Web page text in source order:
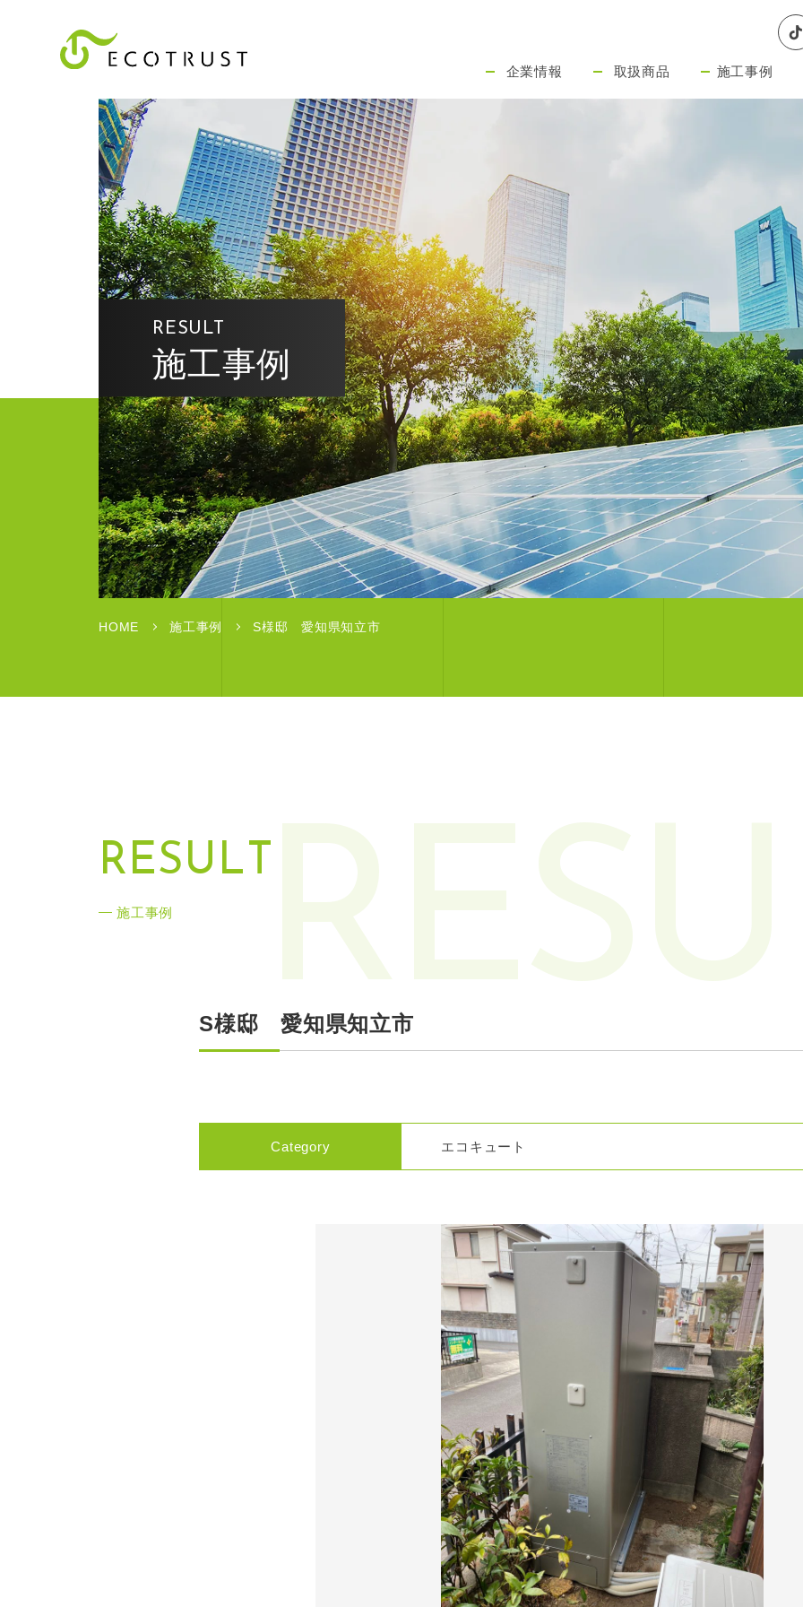
企業情報 取扱商品 施工事例
RESULT
施工事例
HOME 施工事例 S様邸 愛知県知立市
RESU L T
施工事例
S様邸 愛知県知立市
Category エコキュート